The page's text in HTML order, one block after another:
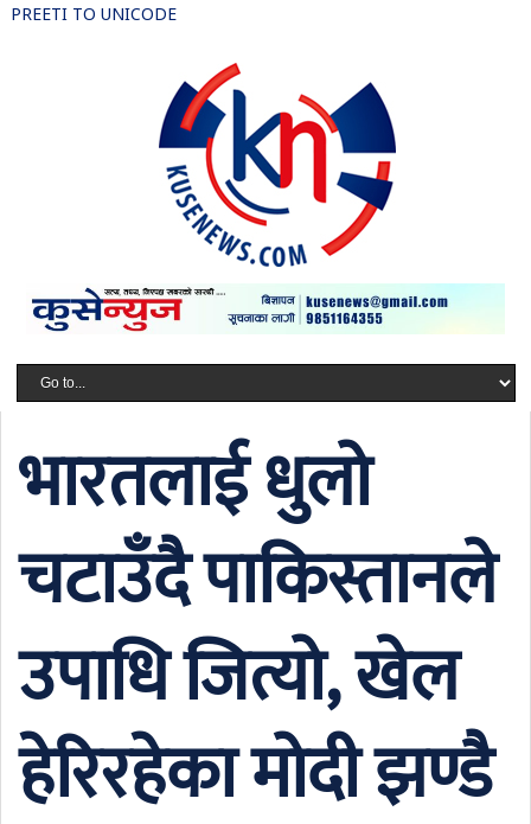
PREETI TO UNICODE
भारतलाई धुलो
चटाउँदै पाकिस्तानले
उपाधि जित्यो, खेल
हेरिरहेका मोदी झण्डै